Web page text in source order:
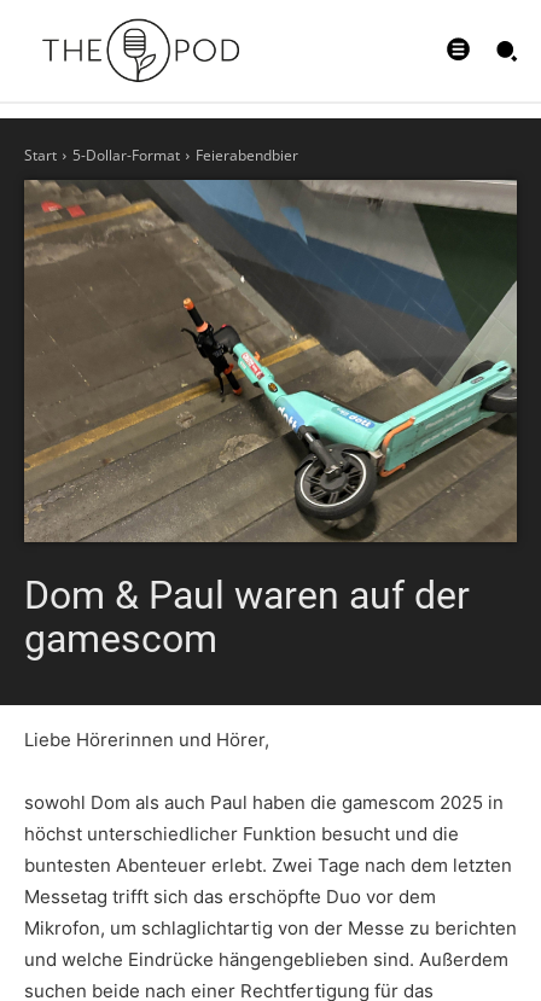
Start 5-Dollar-Format Feierabendbier
Dom & Paul waren auf der
gamescom
Liebe Hörerinnen und Hörer,
sowohl Dom als auch Paul haben die gamescom 2025 in
höchst unterschiedlicher Funktion besucht und die
buntesten Abenteuer erlebt. Zwei Tage nach dem letzten
Messetag trifft sich das erschöpfte Duo vor dem
Mikrofon, um schlaglichtartig von der Messe zu berichten
und welche Eindrücke hängengeblieben sind. Außerdem
suchen beide nach einer Rechtfertigung für das